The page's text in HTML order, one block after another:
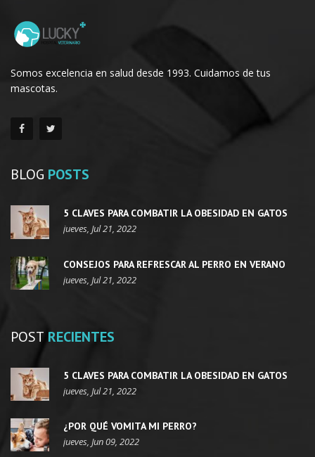
Somos excelencia en salud desde 1993. Cuidamos de tus
mascotas.
BLOG POSTS
5 CLAVES PARA COMBATIR LA OBESIDAD EN GATOS
jueves, Jul 21, 2022
CONSEJOS PARA REFRESCAR AL PERRO EN VERANO
jueves, Jul 21, 2022
POST RECIENTES
5 CLAVES PARA COMBATIR LA OBESIDAD EN GATOS
jueves, Jul 21, 2022
¿POR QUÉ VOMITA MI PERRO?
jueves, Jun 09, 2022